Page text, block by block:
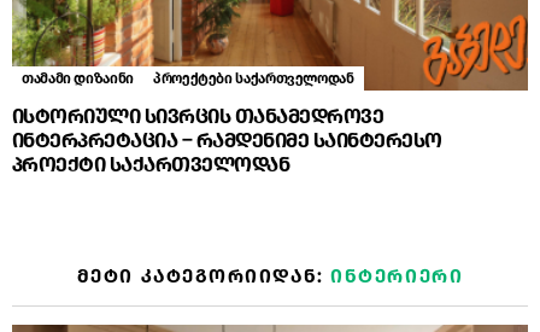
თამამი დიზაინი პროექტები საქართველოდან
ისტორიული სივრცის თანამედროვე
ინტერპრეტაცია – რამდენიმე საინტერესო
პროექტი საქართველოდან
ᲛᲔᲢᲘ ᲙᲐᲢᲔᲒᲝᲠᲘᲘᲓᲐᲜ:ᲘᲜᲢᲔᲠᲘᲔᲠᲘ